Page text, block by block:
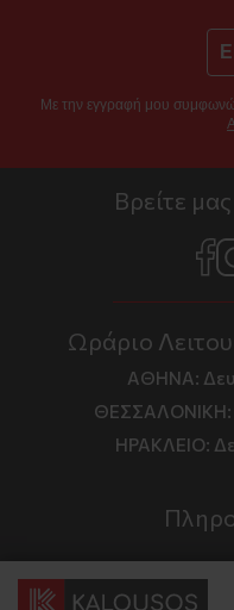
Με την εγγραφή μου
Βρείτε
Ωράριο
ΑΘΗΝΑ:
ΘΕΣΣΑΛΟΝΙΚΗ:
ΗΡΑΚΛΕΙΟ:
Όροι και
Τιμές,